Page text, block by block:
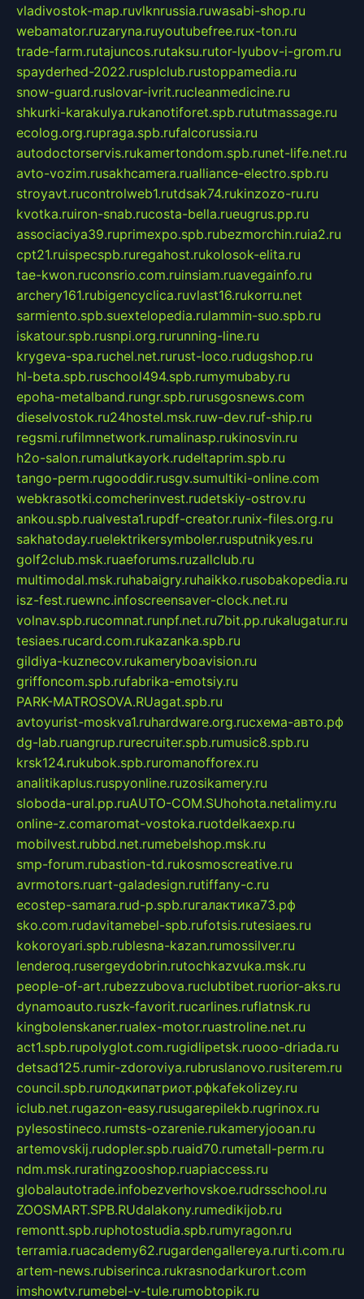
vladivostok-map.ruvlknrussia.ruwasabi-shop.ru
webamator.ruzaryna.ruyoutubefree.rux-ton.ru
trade-farm.rutajuncos.rutaksu.rutor-lyubov-i-grom.ru
spayderhed-2022.rusplclub.rustoppamedia.ru
snow-guard.ruslovar-ivrit.rucleanmedicine.ru
shkurki-karakulya.rukanotiforet.spb.rututmassage.ru
ecolog.org.rupraga.spb.rufalcorussia.ru
autodoctorservis.rukamertondom.spb.runet-life.net.ru
avto-vozim.rusakhcamera.rualliance-electro.spb.ru
stroyavt.rucontrolweb1.rutdsak74.rukinzozo-ru.ru
kvotka.ruiron-snab.rucosta-bella.rueugrus.pp.ru
associaciya39.ruprimexpo.spb.rubezmorchin.ruia2.ru
cpt21.ruispecspb.ruregahost.rukolosok-elita.ru
tae-kwon.ruconsrio.com.ruinsiam.ruavegainfo.ru
archery161.rubigencyclica.ruvlast16.rukorru.net
sarmiento.spb.suextelopedia.rulammin-suo.spb.ru
iskatour.spb.rusnpi.org.rurunning-line.ru
krygeva-spa.ruchel.net.rurust-loco.rudugshop.ru
hl-beta.spb.ruschool494.spb.rumymubaby.ru
epoha-metalband.rungr.spb.rurusgosnews.com
dieselvostok.ru24hostel.msk.ruw-dev.ruf-ship.ru
regsmi.rufilmnetwork.rumalinasp.rukinosvin.ru
h2o-salon.rumalutkayork.rudeltaprim.spb.ru
tango-perm.rugooddir.rusgv.sumultiki-online.com
webkrasotki.comcherinvest.rudetskiy-ostrov.ru
ankou.spb.rualvesta1.rupdf-creator.runix-files.org.ru
sakhatoday.ruelektrikersymboler.rusputnikyes.ru
golf2club.msk.ruaeforums.ruzallclub.ru
multimodal.msk.ruhabaigry.ruhaikko.rusobakopedia.ru
isz-fest.ruewnc.infoscreensaver-clock.net.ru
volnav.spb.rucomnat.runpf.net.ru7bit.pp.rukalugatur.ru
tesiaes.rucard.com.rukazanka.spb.ru
gildiya-kuznecov.rukameryboavision.ru
griffoncom.spb.rufabrika-emotsiy.ru
PARK-MATROSOVA.RUagat.spb.ru
avtoyurist-moskva1.ruhardware.org.ruсхема-авто.рф
dg-lab.ruangrup.rurecruiter.spb.rumusic8.spb.ru
krsk124.rukubok.spb.ruromanofforex.ru
analitikaplus.ruspyonline.ruzosikamery.ru
sloboda-ural.pp.ruAUTO-COM.SUhohota.netalimy.ru
online-z.comaromat-vostoka.ruotdelkaexp.ru
mobilvest.rubbd.net.rumebelshop.msk.ru
smp-forum.rubastion-td.rukosmoscreative.ru
avrmotors.ruart-galadesign.rutiffany-c.ru
ecostep-samara.rud-p.spb.ruгалактика73.рф
sko.com.rudavitamebel-spb.rufotsis.rutesiaes.ru
kokoroyari.spb.rublesna-kazan.rumossilver.ru
lenderoq.rusergeydobrin.rutochkazvuka.msk.ru
people-of-art.rubezzubova.ruclubtibet.ruorior-aks.ru
dynamoauto.ruszk-favorit.rucarlines.ruflatnsk.ru
kingbolenskaner.rualex-motor.ruastroline.net.ru
act1.spb.rupolyglot.com.rugidlipetsk.ruooo-driada.ru
detsad125.rumir-zdoroviya.rubruslanovo.rusiterem.ru
council.spb.ruлодкипатриот.рфkafekolizey.ru
iclub.net.rugazon-easy.rusugarepilekb.rugrinox.ru
pylesostineco.rumsts-ozarenie.rukameryjooan.ru
artemovskij.rudopler.spb.ruaid70.rumetall-perm.ru
ndm.msk.ruratingzooshop.ruapiaccess.ru
globalautotrade.infobezverhovskoe.rudrsschool.ru
ZOOSMART.SPB.RUdalakony.rumedikijob.ru
remontt.spb.ruphotostudia.spb.rumyragon.ru
terramia.ruacademy62.rugardengallereya.rurti.com.ru
artem-news.rubiserinca.rukrasnodarkurort.com
imshowtv.rumebel-v-tule.rumobtopik.ru